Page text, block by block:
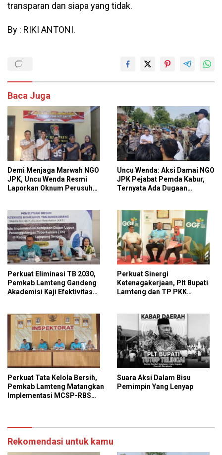
transparan dan siapa yang tidak.
By : RIKI ANTONI.
Baca Juga
Demi Menjaga Marwah NGO
JPK, Uncu Wenda Resmi
Laporkan Oknum Perusuh
Uncu Wenda: Aksi Damai NGO
JPK Pejabat Pemda Kabur,
Ternyata Ada Dugaan
Perkuat Eliminasi TB 2030,
Pemkab Lamteng Gandeng
Akademisi Kaji Efektivitas
Perkuat Sinergi
Ketenagakerjaan, Plt Bupati
Lamteng dan TP PKK
Perkuat Tata Kelola Bersih,
Pemkab Lamteng Matangkan
Implementasi MCSP-RBS
Suara Aksi Dalam Bisu
Pemimpin Yang Lenyap
Rekomendasi untuk kamu